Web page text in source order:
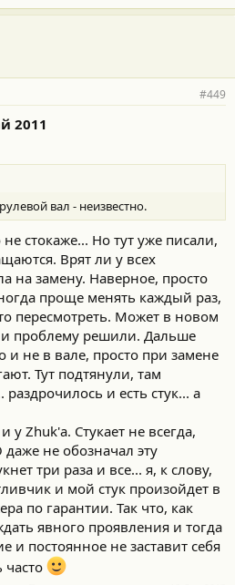
#449
2011
вал - неизвестно.
стокаже... Но тут уже писали,
Врят ли у всех
на замену. Наверное, просто
проще менять каждый раз,
пересмотреть. Может в новом
и проблему решили. Дальше
и не в вале, просто при замене
Тут подтянули, там
раздрочилось и есть стук... а
у Zhuk'а. Стукает не всегда,
не обозначал эту
три раза и все... я, к слову,
и мой стук произойдет в
по гарантии. Так что, как
явного проявления и тогда
и постоянное не заставит себя
часто